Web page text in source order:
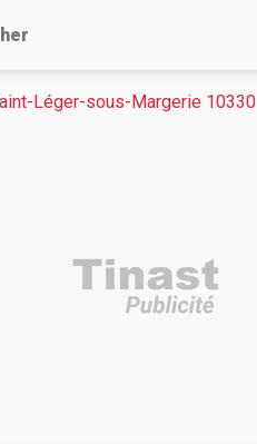
Léger-sous-Margerie 10330